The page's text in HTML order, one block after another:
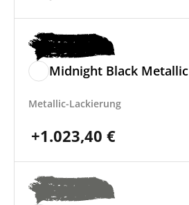
Midnight Black Metallic
Metallic-Lackierung
+1.023,40 €